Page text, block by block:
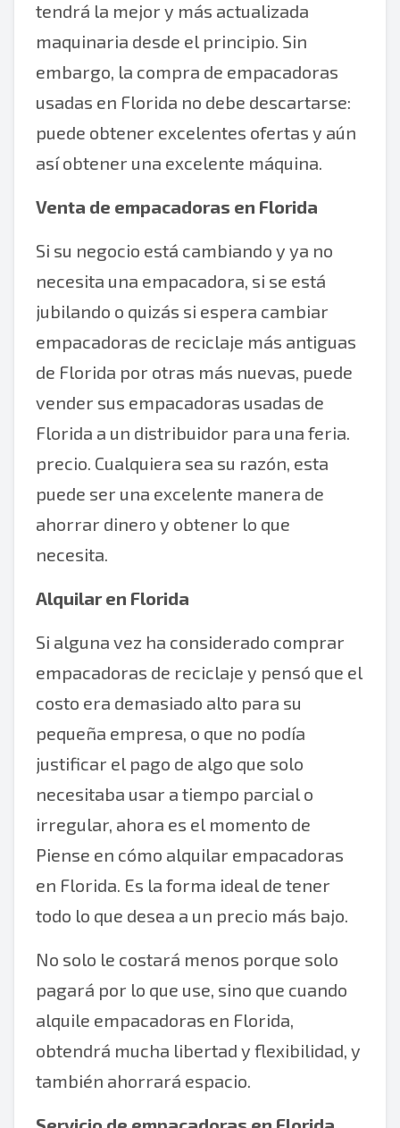
tendrá la mejor y más actualizada
maquinaria desde el principio. Sin
embargo, la compra de empacadoras
usadas en Florida no debe descartarse:
puede obtener excelentes ofertas y aún
así obtener una excelente máquina.
Venta de empacadoras en Florida
Si su negocio está cambiando y ya no
necesita una empacadora, si se está
jubilando o quizás si espera cambiar
empacadoras de reciclaje más antiguas
de Florida por otras más nuevas, puede
vender sus empacadoras usadas de
Florida a un distribuidor para una feria.
precio. Cualquiera sea su razón, esta
puede ser una excelente manera de
ahorrar dinero y obtener lo que
necesita.
Alquilar en Florida
Si alguna vez ha considerado comprar
empacadoras de reciclaje y pensó que el
costo era demasiado alto para su
pequeña empresa, o que no podía
justificar el pago de algo que solo
necesitaba usar a tiempo parcial o
irregular, ahora es el momento de
Piense en cómo alquilar empacadoras
en Florida. Es la forma ideal de tener
todo lo que desea a un precio más bajo.
No solo le costará menos porque solo
pagará por lo que use, sino que cuando
alquile empacadoras en Florida,
obtendrá mucha libertad y flexibilidad, y
también ahorrará espacio.